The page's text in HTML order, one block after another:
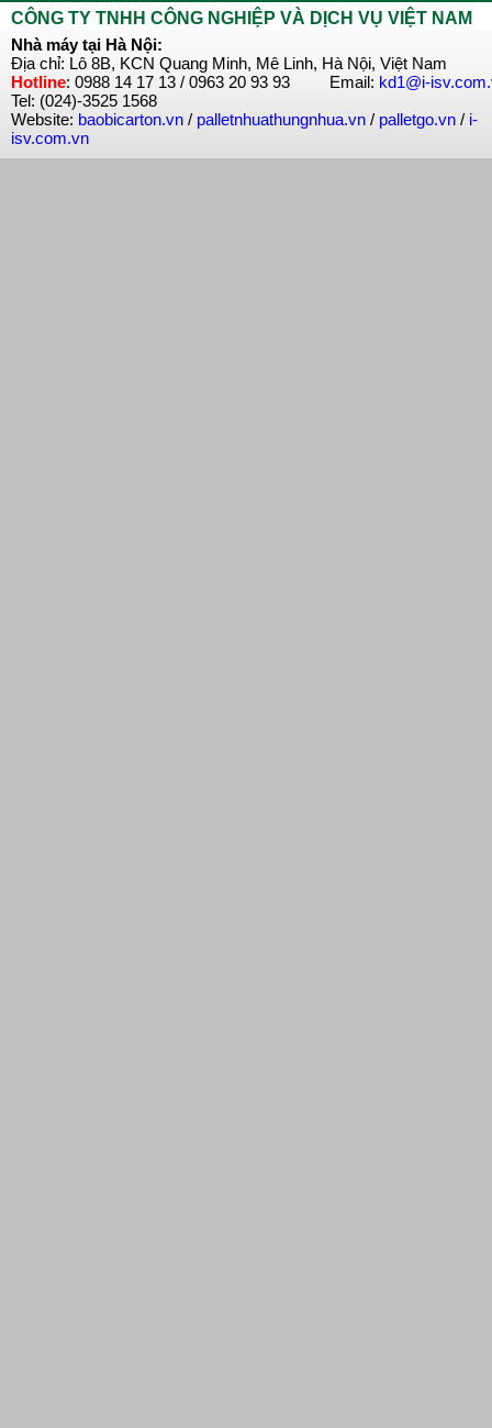
CÔNG TY TNHH CÔNG NGHIỆP VÀ DỊCH VỤ VIỆT NAM
Nhà máy tại Hà Nội:
Địa chỉ: Lô 8B, KCN Quang Minh, Mê Linh, Hà Nội, Việt Nam
Hotline: 0988 14 17 13 / 0963 20 93 93 Email: kd1@i-
Tel: (024)-3525 1568
Website: baobicarton.vn / palletnhuathungnhua.vn / palletgo.vn / i-
isv.com.vn